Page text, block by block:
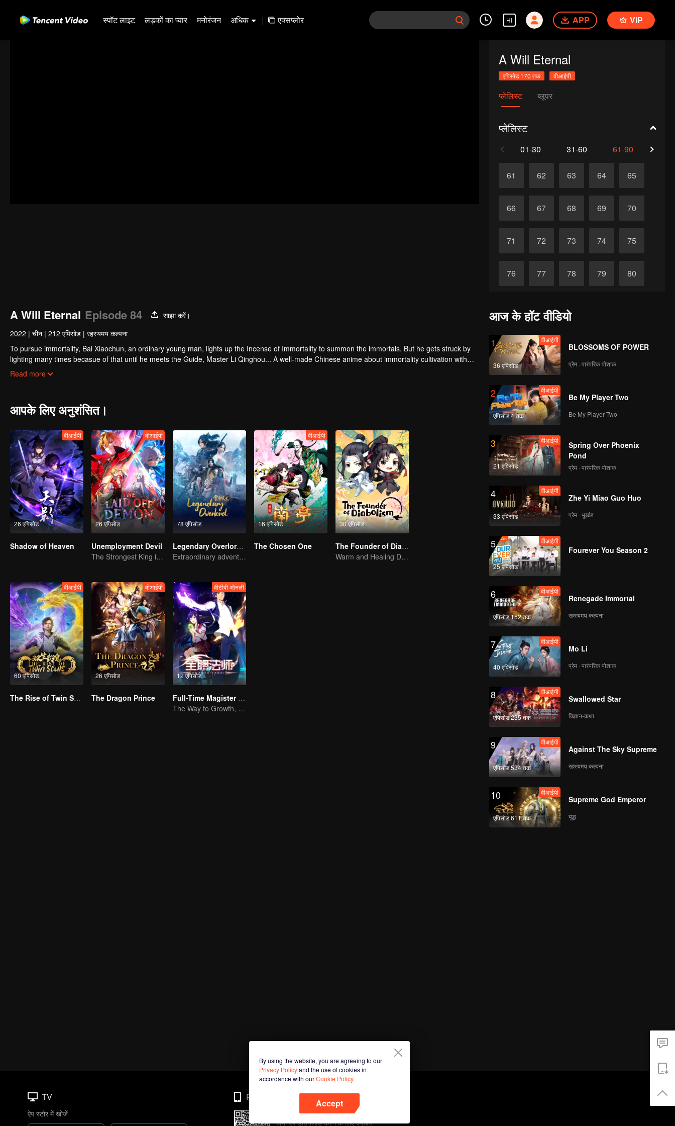
स्पॉट लाइट लड़कों का प्यार मनोरंजन अधिक | एक्सप्लोर HI APP VIP
A Will Eternal
एपिसोड 170 तक वीआईपी
प्लेलिस्ट ब्लूपर
प्लेलिस्ट
01-30 31-60 61-90
61 62 63 64 65
66 67 68 69 70
71 72 73 74 75
76 77 78 79 80
86 87
A Will Eternal Episode 84
साझा करें।
2022 | चीन | 212 एपिसोड | रहस्यमय कल्पना
To pursue immortality, Bai Xiaochun, an ordinary young man, lights up the Incense of Immortality to summon the immortals. But he gets struck by
lighting many times becasue of that until he meets the Guide, Master Li Qinghou... A well-made Chinese anime about immortality cultivation with
numerous fun plots. Come and watch it to fill your summer with joy.
Read more
आपके लिए अनुशंसित।
26 एपिसोड
वीआईपी
Shadow of Heaven
26 एपिसोड
वीआईपी
Unemployment Devil
The Strongest King in the Demon World Suddenly Gets Laid Off?
78 एपिसोड
Legendary Overlord S2
Extraordinary adventure, a teenager reborn from adversity.
16 एपिसोड
वीआईपी
The Chosen One
30 एपिसोड
The Founder of Diabolism Q
Warm and Healing Daily Life
60 एपिसोड
वीआईपी
The Rise of Twin Souls
26 एपिसोड
वीआईपी
The Dragon Prince
12 एपिसोड
वीटीवी ओनली
Full-Time Magister SS1
The Way to Growth, Encouragement and Self-improvement
आज के हॉट वीडियो
1
36 एपिसोड
वीआईपी
BLOSSOMS OF POWER
प्रेम · पारंपरिक पोशाक
2
एपिसोड 4 तक
वीआईपी
Be My Player Two
Be My Player Two
3
21 एपिसोड
वीआईपी
Spring Over Phoenix
Pond
प्रेम · पारंपरिक पोशाक
4
33 एपिसोड
वीआईपी
Zhe Yi Miao Guo Huo
प्रेम · भूखंड
5
25 एपिसोड
वीआईपी
Fourever You Season 2
6
एपिसोड 152 तक
वीआईपी
Renegade Immortal
रहस्यमय कल्पना
7
40 एपिसोड
वीआईपी
Mo Li
प्रेम · पारंपरिक पोशाक
8
एपिसोड 235 तक
वीआईपी
Swallowed Star
विज्ञान-कथा
9
एपिसोड 534 तक
वीआईपी
Against The Sky Supreme
रहस्यमय कल्पना
10
एपिसोड 611 तक
वीआईपी
Supreme God Emperor
युद्ध
By using the website, you are agreeing to our
Privacy Policyand the use of cookies in
accordance with ourCookie Policy.
Accept
TV
ऐप स्टोर में खोजें
Phone
अभी ऐप डाउनलोड करने के लिए क्यूआर